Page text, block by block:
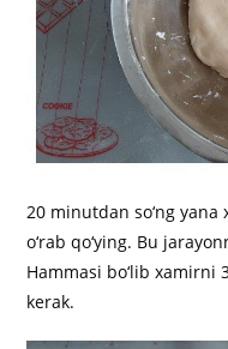
20 minutdan so‘ng
o‘rab qo‘ying. Bu
Hammasi bo‘lib
kerak.